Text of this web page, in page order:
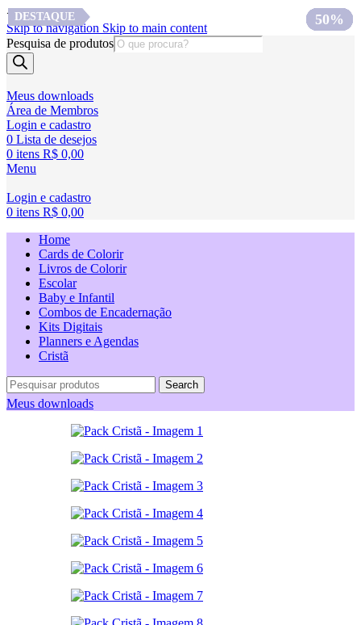
<
Skip to navigation Skip to main content
Pesquisa de produtos
Meus downloads
Área de Membros
Login e cadastro
0 Lista de desejos
0 itens R$ 0,00
Menu
Login e cadastro
0 itens R$ 0,00
Home
Cards de Colorir
Livros de Colorir
Escolar
Baby e Infantil
Combos de Encadernação
Kits Digitais
Planners e Agendas
Cristã
Search
Meus downloads
50%
DESTAQUE 60%
57%
75%
DESTAQUE 64%
67%
70%
50%